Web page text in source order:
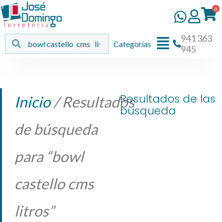
Ir
al
contenido
0
Buscar Buscar
Flyout
Categorías
941 363
945
Inicio/ Resultados
de búsqueda
para “bowl
castello cms
litros”
Resultados de las
busqueda